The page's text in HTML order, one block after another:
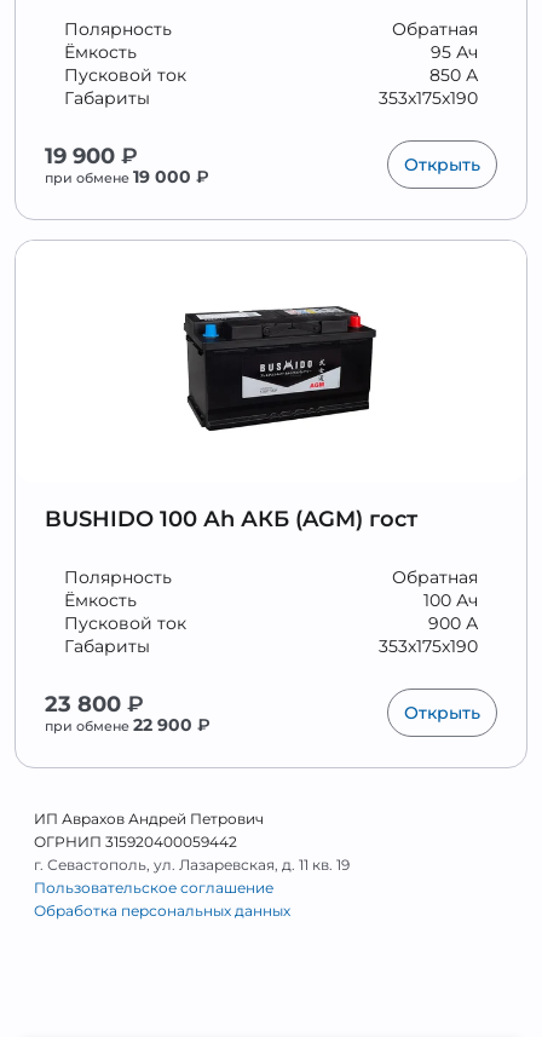
Обратная
Полярность
95 Ач
Ёмкость
850 А
Пусковой ток
353x175x190
Габариты
19 900 ₽
при обмене 19 000 ₽
Открыть
BUSHIDO 100 Аh АКБ (AGM) гост
Обратная
Полярность
100 Ач
Ёмкость
900 А
Пусковой ток
353x175x190
Габариты
23 800 ₽
при обмене 22 900 ₽
Открыть
ИП Аврахов Андрей Петрович
ОГРНИП 315920400059442
г. Севастополь, ул. Лазаревская, д. 11 кв. 19
Пользовательское соглашение
Обработка персональных данных